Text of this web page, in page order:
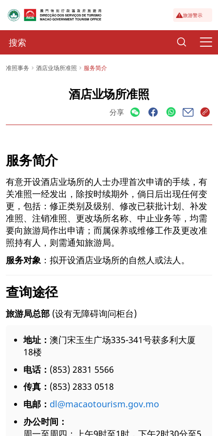
旅游警示
准照事务 酒店业场所准照 服务简介
酒店业场所准照
分享
服务简介
有意开设酒店业场所的人士办理首次申请的手续，有
关准照一经发出，除按时续期外，倘日后出现任何变
更，包括：修正类别及级别、修改已获批计划、补发
准照、注销准照、更改场所名称、中止业务等，均需
要向旅游局作出申请；而属保养或维修工作及更改准
照持有人，则需通知旅游局。
服务对象 ：拟开设酒店业场所的自然人或法人。
查询途径
旅游局总部 (设有无障碍询问柜台)
地址： 澳门宋玉生广场335-341号获多利大厦
18楼
电话： (853) 2831 5566
传真： (853) 2833 0518
电邮： dl@macaotourism.gov.mo
办公时间：
周一至周四：上午9时至1时，下午2时30分至5